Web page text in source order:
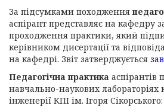
За підсумками походження
аспірант представляє на кафедру
проходження практики, який
керівником дисертації та
на кафедрі. Звіт затверджується
Педагогічна практика аспірантів
навчально-наукових
інженерії КПІ ім. Ігоря Сікорського: